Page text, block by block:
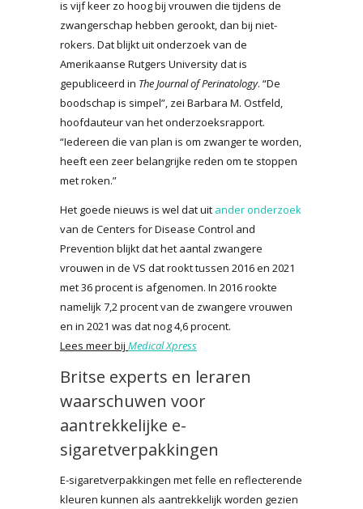
is vijf keer zo hoog bij vrouwen die tijdens de
zwangerschap hebben gerookt, dan bij niet-
rokers. Dat blijkt uit onderzoek van de
Amerikaanse Rutgers University dat is
gepubliceerd in The Journal of Perinatology. “De
boodschap is simpel”, zei Barbara M. Ostfeld,
hoofdauteur van het onderzoeksrapport.
“Iedereen die van plan is om zwanger te worden,
heeft een zeer belangrijke reden om te stoppen
met roken.”
Het goede nieuws is wel dat uit ander onderzoek
van de Centers for Disease Control and
Prevention blijkt dat het aantal zwangere
vrouwen in de VS dat rookt tussen 2016 en 2021
met 36 procent is afgenomen. In 2016 rookte
namelijk 7,2 procent van de zwangere vrouwen
en in 2021 was dat nog 4,6 procent.
Lees meer bij Medical Xpress
Britse experts en leraren
waarschuwen voor
aantrekkelijke e-
sigaretverpakkingen
E-sigaretverpakkingen met felle en reflecterende
kleuren kunnen als aantrekkelijk worden gezien